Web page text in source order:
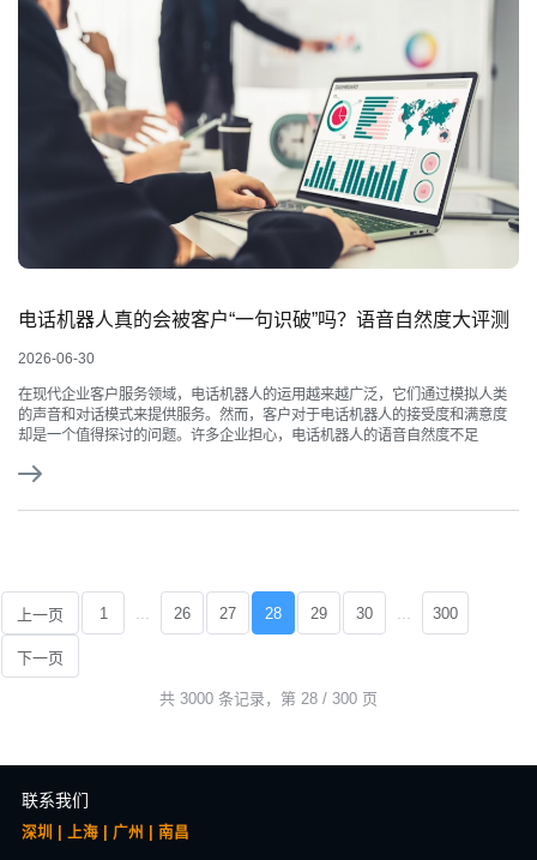
电话机器人真的会被客户“一句识破”吗？语音自然度大评测
2026-06-30
在现代企业客户服务领域，电话机器人的运用越来越广泛，它们通过模拟人类
的声音和对话模式来提供服务。然而，客户对于电话机器人的接受度和满意度
却是一个值得探讨的问题。许多企业担心，电话机器人的语音自然度不足
上一页 1 26 27 28 29 30 300
下一页
共 3000 条记录，第 28 / 300 页
联系我们
深圳 | 上海 | 广州 | 南昌